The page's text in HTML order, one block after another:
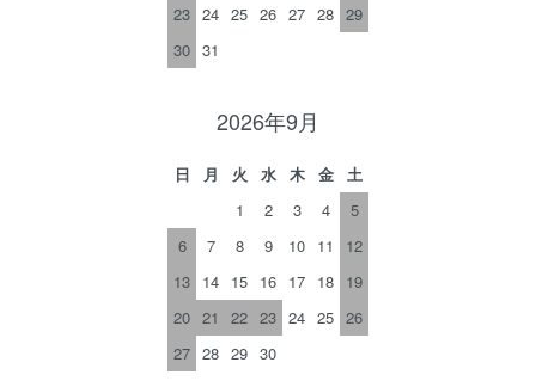
23 24 25 26 27 28 29
30 31
2026年9月
日 月 火 水 木 金
土
1
2 3 4
5
6
7 8 9 10 11
12
13 14 15 16 17 18 19
20 21 22 23 24 25 26
27 28 29 30